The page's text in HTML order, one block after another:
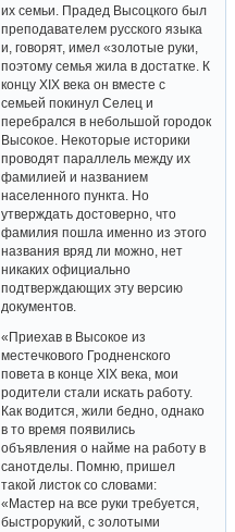
их семьи. Прадед Высоцкого был
преподавателем русского языка
и, говорят, имел «золотые руки,
поэтому семья жила в достатке. К
концу XIX века он вместе с
семьей покинул Селец и
перебрался в небольшой городок
Высокое. Некоторые историки
проводят параллель между их
фамилией и названием
населенного пункта. Но
утверждать достоверно, что
фамилия пошла именно из этого
названия вряд ли можно, нет
никаких официально
подтверждающих эту версию
документов.
«Приехав в Высокое из
местечкового Гродненского
повета в конце XIX века, мои
родители стали искать работу.
Как водится, жили бедно, однако
в то время появились
объявления о найме на работу в
санотделы. Помню, пришел
такой листок со словами:
«Мастер на все руки требуется,
быстрорукий, с золотыми